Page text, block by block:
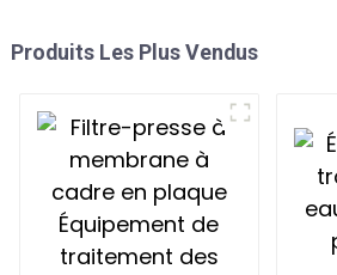
Produits Les Plus Vendus